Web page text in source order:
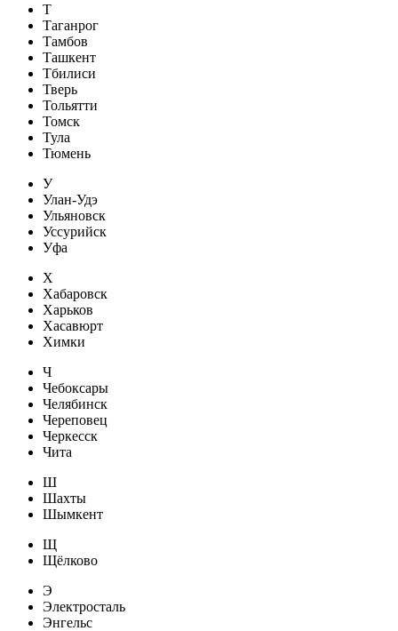
Т
Таганрог
Тамбов
Ташкент
Тбилиси
Тверь
Тольятти
Томск
Тула
Тюмень
У
Улан-Удэ
Ульяновск
Уссурийск
Уфа
Х
Хабаровск
Харьков
Хасавюрт
Химки
Ч
Чебоксары
Челябинск
Череповец
Черкесск
Чита
Ш
Шахты
Шымкент
Щ
Щёлково
Э
Электросталь
Энгельс